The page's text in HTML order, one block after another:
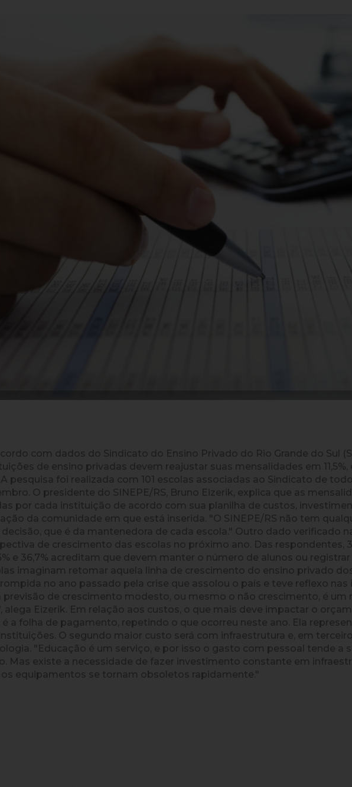
com dados do Sindicato do Ensino Privado do Rio Grande do Sul
de ensino privadas devem reajustar suas mensalidades em
A pesquisa foi realizada com 101 escolas associadas ao Sindicato de
O presidente do SINEPE/RS, Bruno Eizerik, explica que as
por cada instituição de acordo com sua planilha de custos,
da comunidade em que está inserida. "O SINEPE/RS não tem
que é da mantenedora de cada escola." Outro dado verificado
de crescimento das escolas no próximo ano. Das respondentes,
e 36,7% acreditam que devem manter o número de alunos ou registrar
imaginam retomar aquela linha de crescimento do ensino privado
no ano passado pela crise que assolou o país e teve reflexo nas
previsão de crescimento modesto, ou mesmo o não crescimento, é um
alega Eizerik. Em relação aos custos, o que mais deve impactar o
é a folha de pagamento, repetindo o que ocorreu neste ano. Ela
O segundo maior custo será com infraestrutura e, em
"Educação é um serviço, e por isso o gasto com pessoal tende a
Mas existe a necessidade de fazer investimento constante em
equipamentos se tornam obsoletos rapidamente."